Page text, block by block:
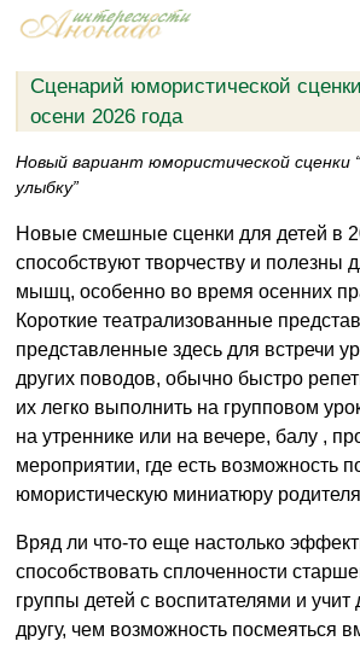
Сценарий юмористической
осени 2026 года
Новый вариант юмористической сценки
улыбку”
Новые смешные сценки для детей в
способствуют творчеству и полезны
мышц, особенно во время осенних
Короткие театрализованные
представленные здесь для встречи
других поводов, обычно быстро
их легко выполнить на групповом
на утреннике или на вечере, балу ,
мероприятии, где есть возможность
юмористическую миниатюру
Вряд ли что-то еще настолько
способствовать сплоченности
группы детей с воспитателями и учит
другу, чем возможность посмеяться